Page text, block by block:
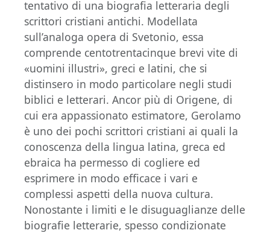
tentativo di una biografia letteraria degli
scrittori cristiani antichi. Modellata
sull’analoga opera di Svetonio, essa
comprende centotrentacinque brevi vite di
«uomini illustri», greci e latini, che si
distinsero in modo particolare negli studi
biblici e letterari. Ancor più di Origene, di
cui era appassionato estimatore, Gerolamo
è uno dei pochi scrittori cristiani ai quali la
conoscenza della lingua latina, greca ed
ebraica ha permesso di cogliere ed
esprimere in modo efficace i vari e
complessi aspetti della nuova cultura.
Nonostante i limiti e le disuguaglianze delle
biografie letterarie, spesso condizionate